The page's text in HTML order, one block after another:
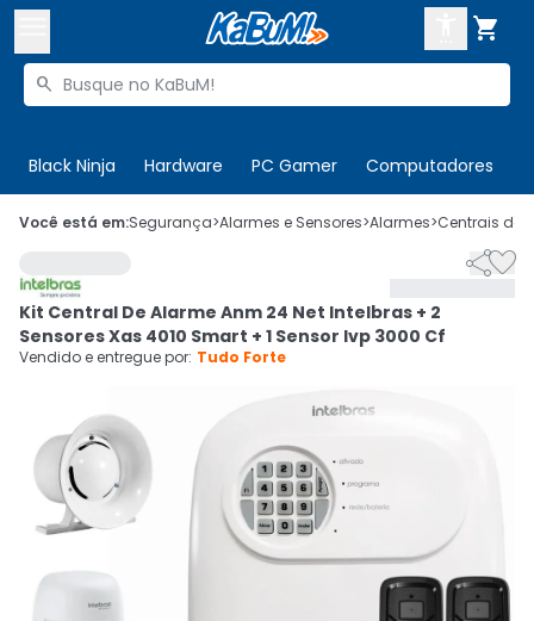

Buscar produtos

Black Ninja Hardware PC Gamer Computadores
 Olá. Acesse sua conta

Cupons
Ativar tradutor em libras
CADASTRE-SE
Você está em:Segurança>Alarmes e Sensores>Alarmes>Centrais de

Kit Central De Alarme Anm 24 Net Intelbras + 2
Sensores Xas 4010 Smart + 1 Sensor Ivp 3000 Cf
Vendido e entregue por: Tudo Forte